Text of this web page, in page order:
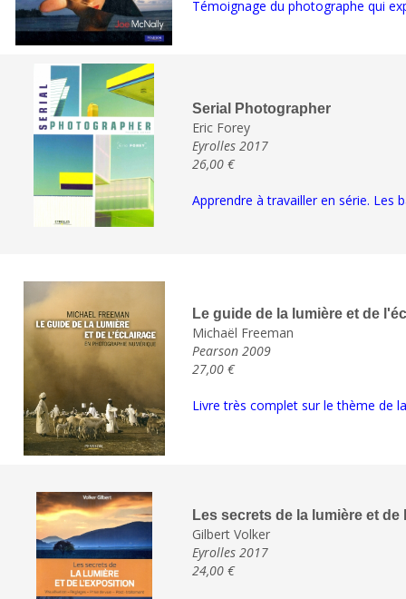
Témoignage du photographe qui
Serial Photographer
Eric Forey
Eyrolles 2017
26,00 €
Apprendre à travailler en série. Les
Le guide de la lumière et de
Michaël Freeman
Pearson 2009
27,00 €
Livre très complet sur le thème de
Les secrets de la lumière et
Gilbert Volker
Eyrolles 2017
24,00 €